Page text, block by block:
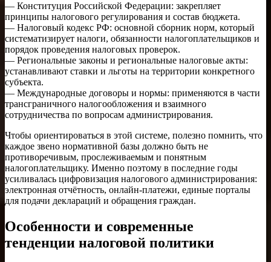
— Конституция Российской Федерации: закрепляет
принципы налогового регулирования и состав бюджета.
— Налоговый кодекс РФ: основной сборник норм, который
систематизирует налоги, обязанности налогоплательщиков и
порядок проведения налоговых проверок.
— Региональные законы и региональные налоговые акты:
устанавливают ставки и льготы на территории конкретного
субъекта.
— Международные договоры и нормы: применяются в части
трансграничного налогообложения и взаимного
сотрудничества по вопросам администрирования.
Чтобы ориентироваться в этой системе, полезно помнить, что
каждое звено нормативной базы должно быть не
противоречивым, прослеживаемым и понятным
налогоплательщику. Именно поэтому в последние годы
усиливалась цифровизация налогового администрирования:
электронная отчётность, онлайн-платежи, единые порталы
для подачи деклараций и обращения граждан.
Особенности и современные
тенденции налоговой политики